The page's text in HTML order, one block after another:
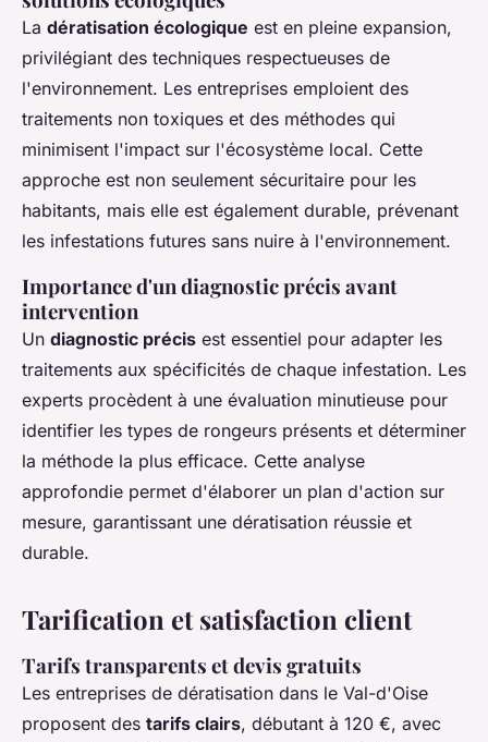
La dératisation écologique est en pleine expansion,
privilégiant des techniques respectueuses de
l'environnement. Les entreprises emploient des
traitements non toxiques et des méthodes qui
minimisent l'impact sur l'écosystème local. Cette
approche est non seulement sécuritaire pour les
habitants, mais elle est également durable, prévenant
les infestations futures sans nuire à l'environnement.
Importance d'un diagnostic précis avant
intervention
Un diagnostic précis est essentiel pour adapter les
traitements aux spécificités de chaque infestation. Les
experts procèdent à une évaluation minutieuse pour
identifier les types de rongeurs présents et déterminer
la méthode la plus efficace. Cette analyse
approfondie permet d'élaborer un plan d'action sur
mesure, garantissant une dératisation réussie et
durable.
Tarification et satisfaction client
Tarifs transparents et devis gratuits
Les entreprises de dératisation dans le Val-d'Oise
proposent des tarifs clairs, débutant à 120 €, avec